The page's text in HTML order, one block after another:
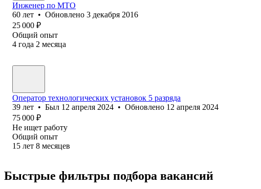
Инженер по МТО
60 лет • Обновлено 3 декабря 2016
25 000 ₽
Общий опыт
4 года 2 месяца
Оператор технологических установок 5 разряда
39 лет • Был 12 апреля 2024 • Обновлено 12 апреля 2024
75 000 ₽
Не ищет работу
Общий опыт
15 лет 8 месяцев
Быстрые фильтры подбора вакансий